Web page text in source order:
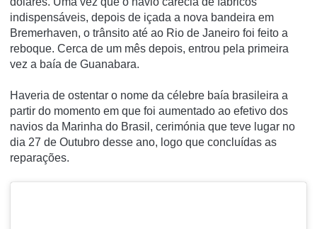
indispensáveis, depois de içada a nova bandeira em
Bremerhaven, o trânsito até ao Rio de Janeiro foi feito a
reboque. Cerca de um mês depois, entrou pela primeira
vez a baía de Guanabara.
Haveria de ostentar o nome da célebre baía brasileira a
partir do momento em que foi aumentado ao efetivo dos
navios da Marinha do Brasil, cerimónia que teve lugar no
dia 27 de Outubro desse ano, logo que concluídas as
reparações.